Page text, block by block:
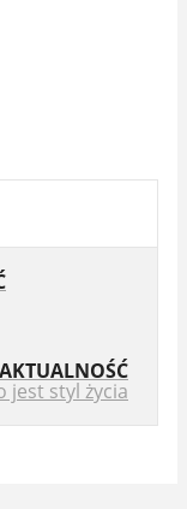
jest styl życia